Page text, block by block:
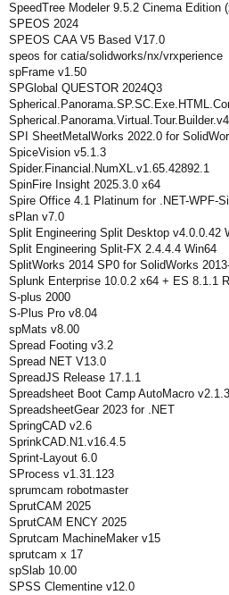
SpeedTree Modeler 9.5.2 Cinema Edition
SPEOS 2024
SPEOS CAA V5 Based V17.0
speos for catia/solidworks/nx/vrxperience
spFrame v1.50
SPGlobal QUESTOR 2024Q3
SPI SheetMetalWorks 2022.0 for
SpiceVision v5.1.3
Spider.Financial.NumXL.v1.65.42892.1
SpinFire Insight 2025.3.0 x64
Spire Office 4.1 Platinum for .NET-WPF-
sPlan v7.0
Split Engineering Split Desktop v4.0.0.42
Split Engineering Split-FX 2.4.4.4 Win64
SplitWorks 2014 SP0 for SolidWorks
Splunk Enterprise 10.0.2 x64 + ES 8.1.1
S-plus 2000
S-Plus Pro v8.04
spMats v8.00
Spread Footing v3.2
Spread NET V13.0
SpreadJS Release 17.1.1
Spreadsheet Boot Camp AutoMacro
SpreadsheetGear 2023 for .NET
SpringCAD v2.6
SprinkCAD.N1.v16.4.5
Sprint-Layout 6.0
SProcess v1.31.123
sprumcam robotmaster
SprutCAM 2025
SprutCAM ENCY 2025
Sprutcam MachineMaker v15
sprutcam x 17
spSlab 10.00
SPSS Clementine v12.0